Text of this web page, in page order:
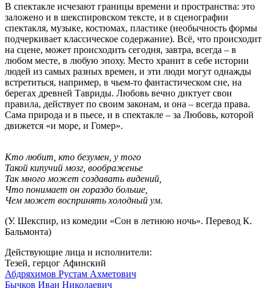
В спектакле исчезают границы времени и пространства: это
заложено и в шекспировском тексте, и в сценографии
спектакля, музыке, костюмах, пластике (необычность формы
подчеркивает классическое содержание). Всё, что происходит
на сцене, может происходить сегодня, завтра, всегда – в
любом месте, в любую эпоху. Место хранит в себе истории
людей из самых разных времен, и эти люди могут однажды
встретиться, например, в чьем-то фантастическом сне, на
берегах древней Тавриды. Любовь вечно диктует свои
правила, действует по своим законам, и она – всегда права.
Сама природа и в пьесе, и в спектакле – за Любовь, которой
движется «и море, и Гомер».
Кто любит, кто безумен, у того
Такой кипучий мозг, воображенье
Так много может создавать видений,
Что понимает он гораздо больше,
Чем может воспринять холодный ум.
(У. Шекспир, из комедии «Сон в летнюю ночь». Перевод К.
Бальмонта)
Действующие лица и исполнители:
Тезей, герцог Афинский
Абдряхимов Рустам Ахметович
Бычков Иван Николаевич